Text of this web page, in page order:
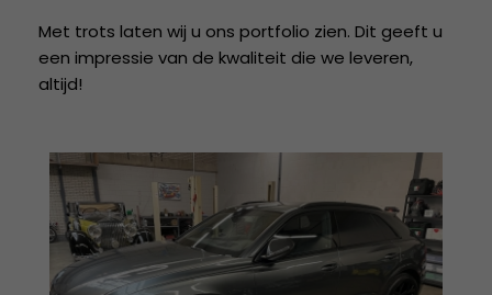
Met trots laten wij u ons portfolio zien. Dit geeft u
een impressie van de kwaliteit die we leveren,
altijd!